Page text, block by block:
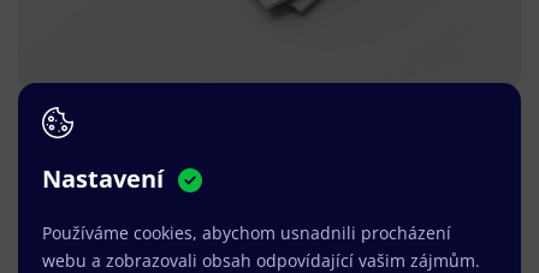
Nastavení
Používáme cookies, abychom usnadnili procházení
webu a zobrazovali obsah odpovídající vašim zájmům.